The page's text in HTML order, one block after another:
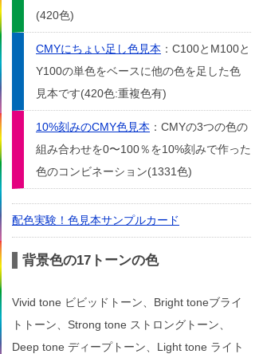
(420色)
CMYにちょい足し色見本 ：C100とM100と
Y100の単色をベースに他の色を足した色
見本です(420色:重複色有)
10%刻みのCMY色見本 ：CMYの3つの色の
組み合わせを0〜100％を10%刻みで作った
色のコンビネーション(1331色)
配色実験！色見本サンプルカード
背景色の17トーンの色
Vivid tone ビビッドトーン、Bright toneブライ
トトーン、Strong tone ストロングトーン、
Deep tone ディープトーン、Light tone ライト